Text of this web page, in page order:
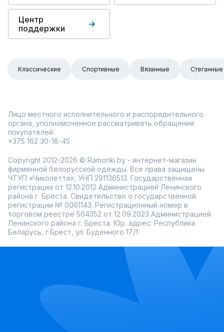
Центр
поддержки
Классические Спортивные Вязанные Стеганные
Лицо местного исполнительного и распорядительного
органа, уполномоченное рассматривать обращения
покупателей:
+375 162 30-18-45
Copyright 2012-2026 © Ramonki.by - интернет-магазин
фирменной белорусской одежды. Все права защищены.
ЧТУП «Чиколетта», УНП 291136513. Государственная
регистрация от 12.10.2012 Администрацией Ленинского
района г. Бреста. Свидетельство о государственной
регистрации № 0061143. Регистрационный номер в
торговом реестре 564352 от 12.09.2023 Администрацией
Ленинского района г. Бреста. Юр. адрес: Республика
Беларусь, г.Брест, ул. Буденного 17/1.